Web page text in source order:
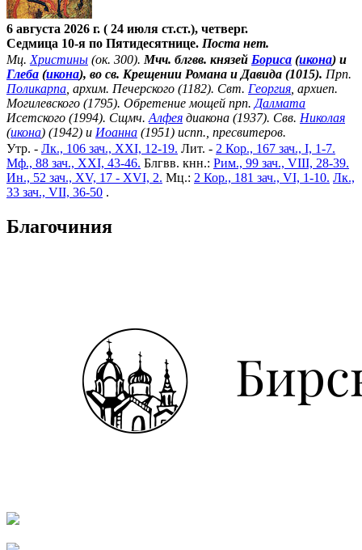
6 августа 2026 г. ( 24 июля ст.ст.), четверг.
Седмица 10-я по Пятидесятнице. Поста нет.
Мц. Христины (ок. 300). Мчч. блгвв. князей Бориса (икона) и
Глеба (икона), во св. Крещении Романа и Давида (1015). Прп.
Поликарпа , архим. Печерского (1182). Свт. Георгия , архиеп.
Могилевского (1795). Обретение мощей прп. Далмата
Исетского (1994). Сщмч. Алфея диакона (1937). Свв. Николая
(икона) (1942) и Иоанна (1951) испп., пресвитеров.
Утр. - Лк., 106 зач., XXI, 12-19. Лит. - 2 Кор., 167 зач., I, 1-7.
Мф., 88 зач., XXI, 43-46. Блгвв. кнн.: Рим., 99 зач., VIII, 28-39.
Ин., 52 зач., XV, 17 - XVI, 2. Мц.: 2 Кор., 181 зач., VI, 1-10. Лк.,
33 зач., VII, 36-50 .
Благочиния